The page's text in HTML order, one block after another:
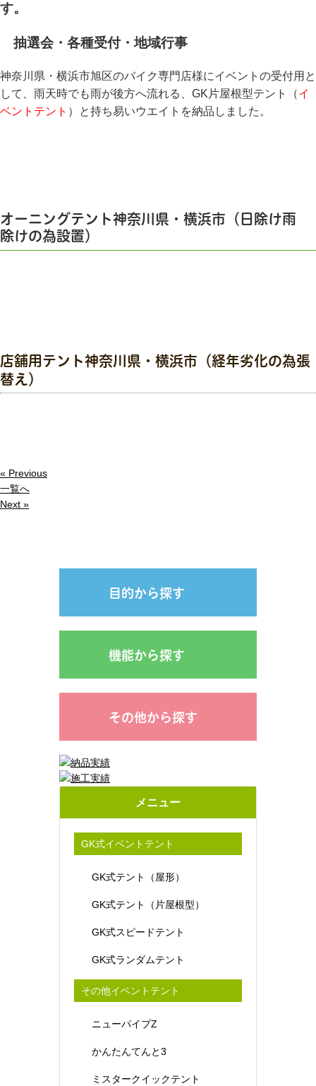
す。
抽選会・各種受付・地域行事
神奈川県・横浜市旭区のバイク専門店様にイベントの受付用と
して、雨天時でも雨が後方へ流れる、GK片屋根型テント（イ
ベントテント ）と持ち易いウエイトを納品しました。
オーニングテント神奈川県・横浜市（日除け雨
除けの為設置）
店舗用テント神奈川県・横浜市（経年劣化の為張
替え）
« Previous
一覧へ
Next »
目的から探す
機能から探す
その他から探す
メニュー
GK式イベントテント
GK式テント（屋形）
GK式テント（片屋根型）
GK式スピードテント
GK式ランダムテント
その他イベントテント
ニューパイプZ
かんたんてんと3
ミスタークイックテント